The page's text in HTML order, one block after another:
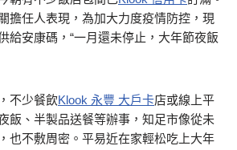
擔任人表現，為加大力度疫情防控，現
給安康碼，“一月還未停止，大年節夜飯
不少餐飲Klook 永豐 大戶卡店或線上平
飯、半製品送餐等辦事，知足市像從未
也不敷周密。平易近在家輕松吃上大年